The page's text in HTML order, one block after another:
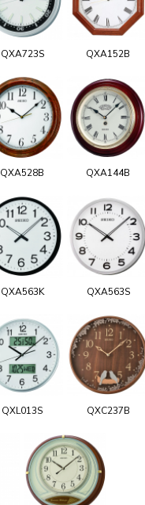
QXA723S QXA152B
QXA528B QXA144B
QXA563K QXA563S
QXL013S QXC237B